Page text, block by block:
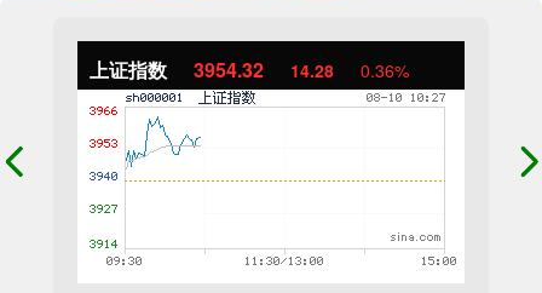
上证指数 3954.32 14.28 0.36%